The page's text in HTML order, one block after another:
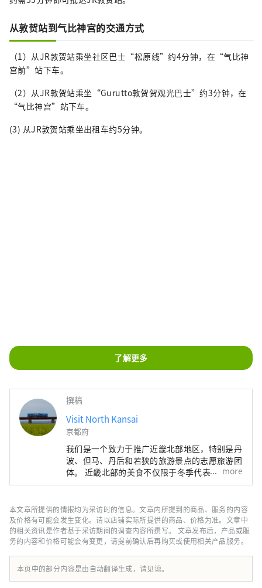
从敦贺站到气比神宫的交通方式
（1）从JR敦贺站乘坐社区巴士“松原线”约4分钟，在“气比神
宫前”站下车。
（2）从JR敦贺站乘坐“Gurutto敦贺贺观光巴士”约3分钟，在
“气比神宫”站下车。
(3) 从JR敦贺站乘坐出租车约5分钟。
了解更多
撰稿
Visit North Kansai
京都府
我们是一个致力于推广近畿北部地区，特别是丹
波、但马、丹后和若狭的旅游景点的志愿旅游团
体。 近畿北部的美食不仅限于冬季代表性海鲜
——螃蟹，还包括牡蛎、鰤鱼、河豚，以及夏季
巴栗子、丹巴黑豆，夏季水果则有沙丘瓜，因
此，这里一年四季都能品尝到美食。 如果我能
够分享一些信息，让人们可以多次游览广袤的近
畿北部地区，并享受火车旅行的乐趣，我将感到
非常高兴。
more
本文章所提供的情报均为采访时的信息。文章内所提到的商品、服务的内容
及价格有可能会发生变化。请以店铺实际所提供的商品、价格为准。文章中
的相关资讯是作者基于采访期间的调查内容所撰写。 文章发布后，产品或服
务的内容和价格可能会有变更，请提前确认后再购买或使用相关产品服务。
本页中的部分内容是由自动翻译生成，请见谅。